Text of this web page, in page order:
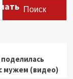
Поиск
мужем (видео)